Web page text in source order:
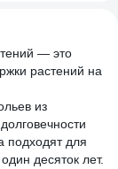
— это
растений на
из
подходят для
десяток лет.